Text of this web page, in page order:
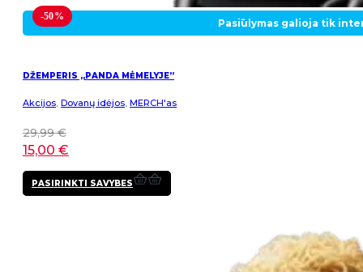
-50%
Pasiūlymas galioja tik
DŽEMPERIS „PANDA MĖMELYJE”
Akcijos, Dovanų idėjos, MERCH'as
29,99€
15,00 €
PASIRINKTI SAVYBES
This
product